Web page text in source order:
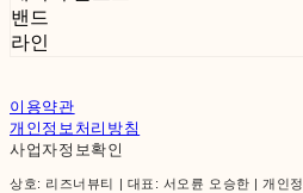
밴드
라인
이용약관
개인정보처리방침
사업자정보확인
상호: 리즈너뷰티 | 대표: 서오륜 오승한 | 개인